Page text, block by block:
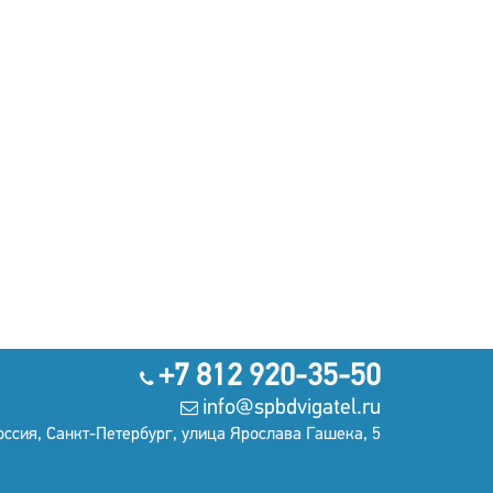
+7 812 920-35-50
info@spbdvigatel.ru
Санкт-Петербург, улица Ярослава Гашека, 5